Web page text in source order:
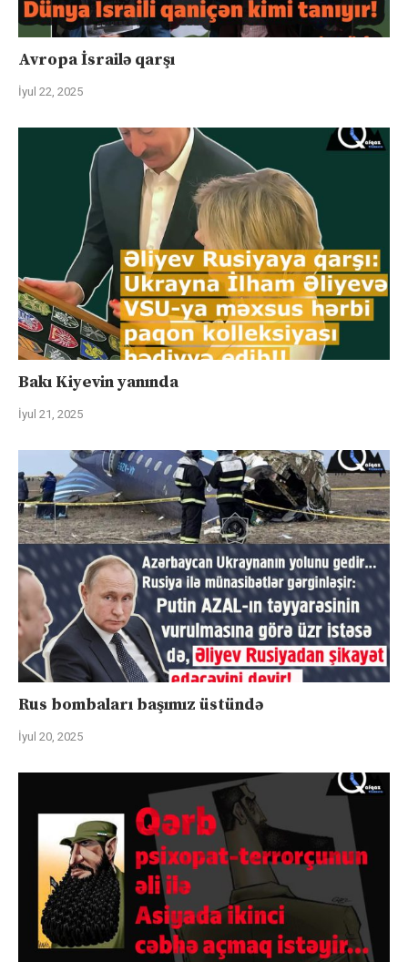
Avropa İsrailə qarşı
İyul 22, 2025
Bakı Kiyevin yanında
İyul 21, 2025
Rus bombaları başımız üstündə
İyul 20, 2025